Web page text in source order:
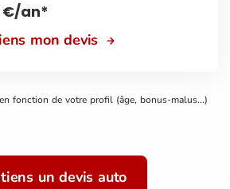
€/an*
mon devis
fonction de votre profil (âge, bonus-malus...)
un devis auto